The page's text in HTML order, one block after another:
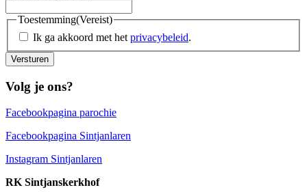
Toestemming(Vereist)
Ik ga akkoord met het privacybeleid.
Versturen
Volg je ons?
Facebookpagina parochie
Facebookpagina Sintjanlaren
Instagram Sintjanlaren
RK Sintjanskerkhof